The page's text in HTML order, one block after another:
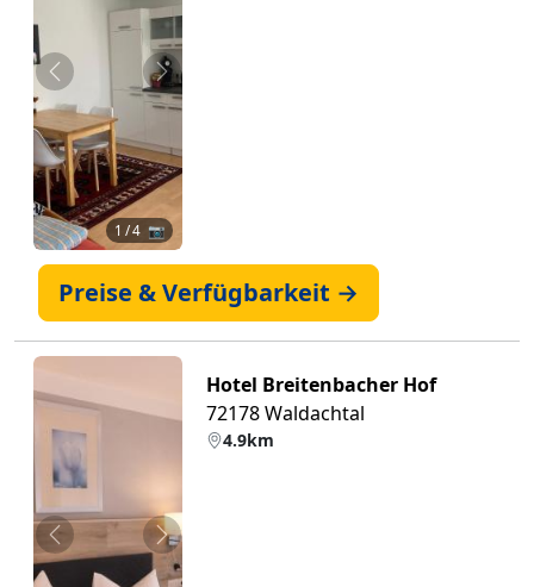
Zurück Weiter
1 / 4 📷
Preise & Verfügbarkeit →
Zurück Weiter
Hotel Breitenbacher Hof
72178 Waldachtal
4.9km